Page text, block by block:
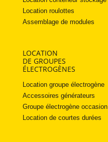
Location roulottes
Assemblage de modules
LOCATION
DE GROUPES
ÉLECTROGÈNES
Location groupe électrogène
Accessoires générateurs
Groupe électrogène occasion
Location de courtes durées